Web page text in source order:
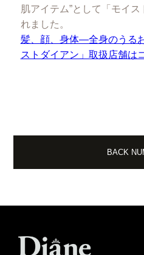
肌アイテム”として「モイ
れました。
髪、顔、身体―全身のうる
ストダイアン」取扱店舗は
BACK